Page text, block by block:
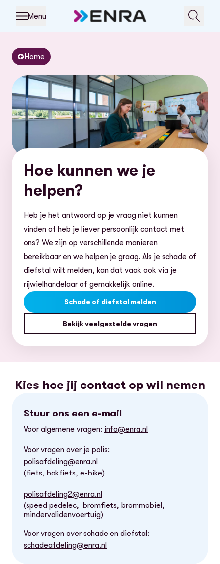
Menu
Home
Hoe kunnen we je
helpen?
Heb je het antwoord op je vraag niet kunnen
vinden of heb je liever persoonlijk contact met
ons? We zijn op verschillende manieren
bereikbaar en we helpen je graag. Als je schade of
diefstal wilt melden, kan dat vaak ook via je
rijwielhandelaar of gemakkelijk online.
Schade of diefstal melden
Bekijk veelgestelde vragen
Kies hoe jij contact op wil nemen
Stuur ons een e-mail
Voor algemene vragen: info@enra.nl
Voor vragen over je polis:
polisafdeling@enra.nl
(fiets, bakfiets, e-bike)
polisafdeling2@enra.nl
(speed pedelec, bromfiets, brommobiel,
mindervalidenvoertuig)
Voor vragen over schade en diefstal:
schadeafdeling@enra.nl